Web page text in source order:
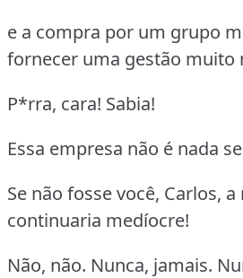
e a compra por um grupo
fornecer uma gestão muito
P*rra, cara! Sabia!
Essa empresa não é nada
Se não fosse você, Carlos,
continuaria medíocre!
Não, não. Nunca, jamais.